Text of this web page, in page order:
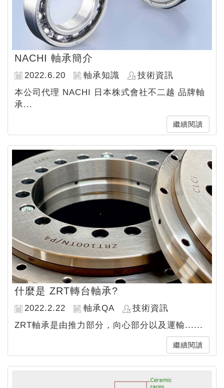
NACHI 軸承簡介
2022.6.20 軸承知識
技術資訊
本公司代理 NACHI 日本株式會社不二越 品牌軸
承...
繼續閱讀
什麼是 ZRT轉台軸承?
2022.2.22 軸承QA
技術資訊
ZRT軸承是由推力部分，向心部分以及運輸......
繼續閱讀